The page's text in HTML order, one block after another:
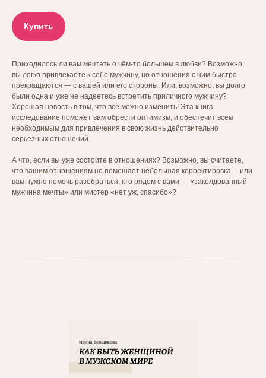
Купить
Приходилось ли вам мечтать о чём-то большем в любви? Возможно,
вы легко привлекаете к себе мужчину, но отношения с ним быстро
прекращаются — с вашей или его стороны. Или, возможно, вы долго
были одна и уже не надеетесь встретить приличного мужчину?
Хорошая новость в том, что всё можно изменить! Эта книга-
исследование поможет вам обрести оптимизм, и обеспечит всем
необходимым для привлечения в свою жизнь действительно
серьёзных отношений.
А что, если вы уже состоите в отношениях? Возможно, вы считаете,
что вашим отношениям не помешает небольшая корректировка… или
вам нужно помочь разобраться, кто рядом с вами — «заколдованный
мужчина мечты» или мистер «нет уж, спасибо»?